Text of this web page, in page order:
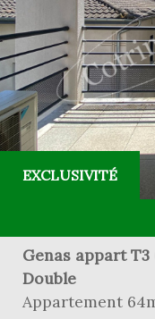
5KM 10KM
Critères
EXCLUSIVITÉ
Genas appart
Double
Appartement